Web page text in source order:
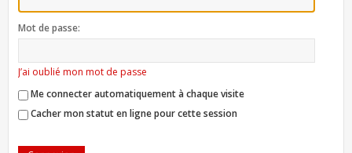
Mot de passe:
J’ai oublié mon mot de passe
Me connecter automatiquement à chaque visite
Cacher mon statut en ligne pour cette session